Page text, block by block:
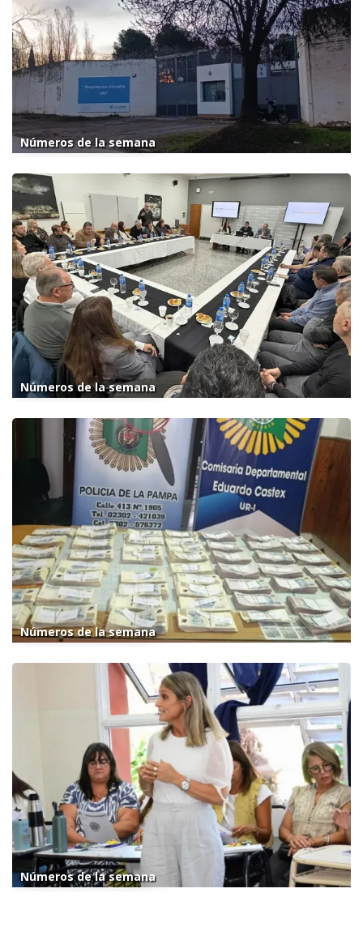
Números de la semana
Números de la semana
Números de la semana
Números de la semana